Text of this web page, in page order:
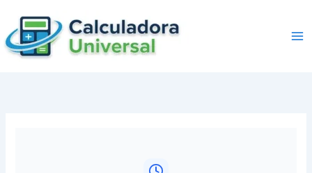
content